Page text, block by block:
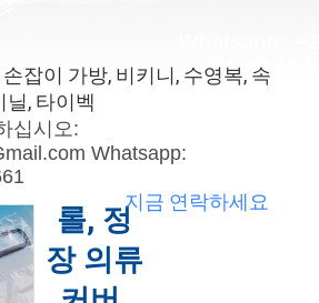
잡이 가방, 비키니, 수영복, 속
닐, 타이벡
십시오:
Whatsapp:
롤, 정
장 의류
지금 연락하세요